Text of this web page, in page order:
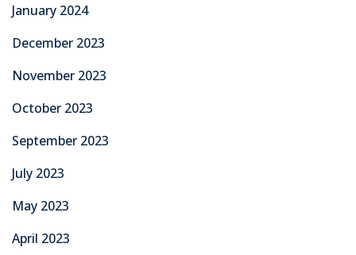
January 2024
December 2023
November 2023
October 2023
September 2023
July 2023
May 2023
April 2023